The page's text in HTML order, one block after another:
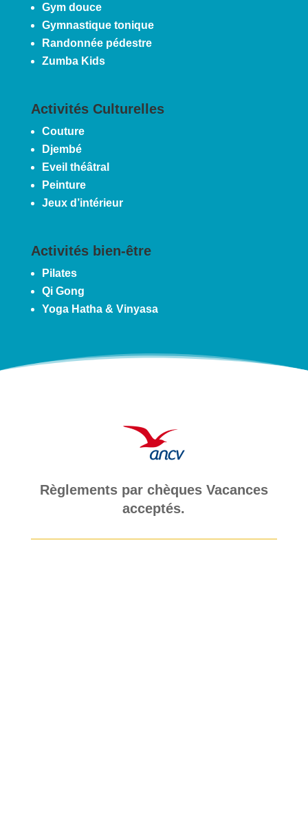
Gym douce
Gymnastique tonique
Randonnée pédestre
Zumba Kids
Activités Culturelles
Couture
Djembé
Eveil théâtral
Peinture
Jeux d’intérieur
Activités bien-être
Pilates
Qi Gong
Yoga Hatha & Vinyasa
Règlements par chèques Vacances
acceptés.